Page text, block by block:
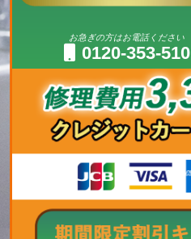
お急ぎの方はお電話ください
0120-353-510